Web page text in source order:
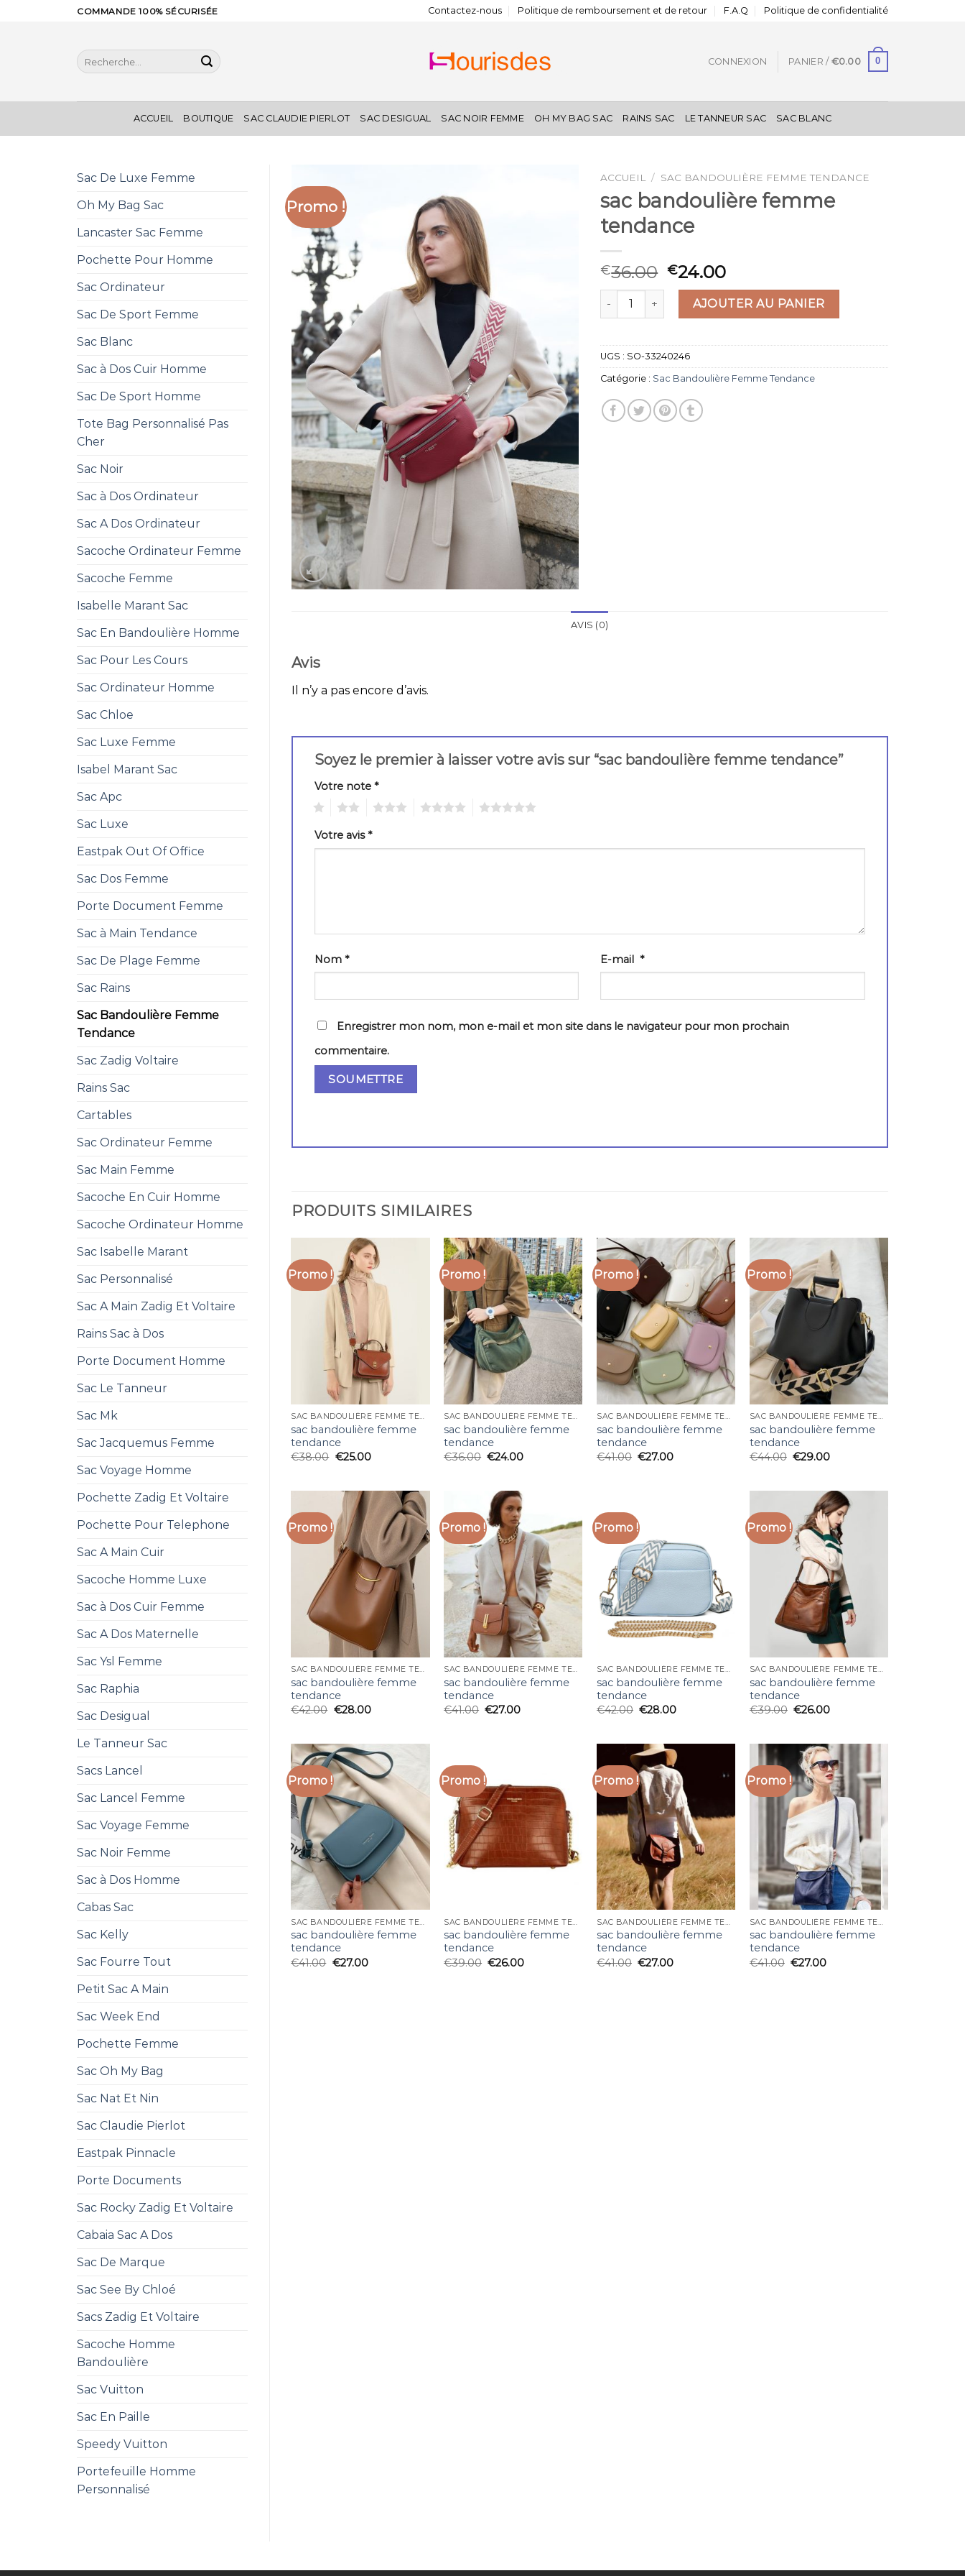
COMMANDE 100% SÉCURISÉE Contactez-nous Politique de remboursement et de retour F.A.Q Politique de confidentialité
Recherche
pour :
CONNEXION PANIER / €0.00 0
ACCUEIL BOUTIQUE SAC CLAUDIE PIERLOT SAC DESIGUAL SAC NOIR FEMME OH MY BAG SAC RAINS SAC LE TANNEUR SAC SAC BLANC
Sac De Luxe Femme
Oh My Bag Sac
Lancaster Sac Femme
Pochette Pour Homme
Sac Ordinateur
Sac De Sport Femme
Sac Blanc
Sac à Dos Cuir Homme
Sac De Sport Homme
Tote Bag Personnalisé Pas
Cher
Sac Noir
Sac à Dos Ordinateur
Sac A Dos Ordinateur
Sacoche Ordinateur Femme
Sacoche Femme
Isabelle Marant Sac
Sac En Bandoulière Homme
Sac Pour Les Cours
Sac Ordinateur Homme
Sac Chloe
Sac Luxe Femme
Isabel Marant Sac
Sac Apc
Sac Luxe
Eastpak Out Of Office
Sac Dos Femme
Porte Document Femme
Sac à Main Tendance
Sac De Plage Femme
Sac Rains
Sac Bandoulière Femme
Tendance
Sac Zadig Voltaire
Rains Sac
Cartables
Sac Ordinateur Femme
Sac Main Femme
Sacoche En Cuir Homme
Sacoche Ordinateur Homme
Sac Isabelle Marant
Sac Personnalisé
Sac A Main Zadig Et Voltaire
Rains Sac à Dos
Porte Document Homme
Sac Le Tanneur
Sac Mk
Sac Jacquemus Femme
Sac Voyage Homme
Pochette Zadig Et Voltaire
Pochette Pour Telephone
Sac A Main Cuir
Sacoche Homme Luxe
Sac à Dos Cuir Femme
Sac A Dos Maternelle
Sac Ysl Femme
Sac Raphia
Sac Desigual
Le Tanneur Sac
Sacs Lancel
Sac Lancel Femme
Sac Voyage Femme
Sac Noir Femme
Sac à Dos Homme
Cabas Sac
Sac Kelly
Sac Fourre Tout
Petit Sac A Main
Sac Week End
Pochette Femme
Sac Oh My Bag
Sac Nat Et Nin
Sac Claudie Pierlot
Eastpak Pinnacle
Porte Documents
Sac Rocky Zadig Et Voltaire
Cabaia Sac A Dos
Sac De Marque
Sac See By Chloé
Sacs Zadig Et Voltaire
Sacoche Homme
Bandoulière
Sac Vuitton
Sac En Paille
Speedy Vuitton
Portefeuille Homme
Personnalisé
Promo !
ACCUEIL / SAC BANDOULIÈRE FEMME TENDANCE
sac bandoulière femme
tendance
€36.00 €24.00
quantité de sac bandoulière femme tendance
AJOUTER AU PANIER
UGS : SO-33240246
Catégorie : Sac Bandoulière Femme Tendance
AVIS (0)
Avis
Il n’y a pas encore d’avis.
Soyez le premier à laisser votre avis sur “sac bandoulière femme tendance”
Votre note *
Votre avis*
Nom * E-mail*
Enregistrer mon nom, mon e-mail et mon site dans le navigateur pour mon prochain
commentaire.
PRODUITS SIMILAIRES
Promo !
SAC BANDOULIÈRE FEMME TENDANCE
sac bandoulière femme
tendance
€38.00 €25.00
Promo !
SAC BANDOULIÈRE FEMME TENDANCE
sac bandoulière femme
tendance
€36.00 €24.00
Promo !
SAC BANDOULIÈRE FEMME TENDANCE
sac bandoulière femme
tendance
€41.00 €27.00
Promo !
SAC BANDOULIÈRE FEMME TENDANCE
sac bandoulière femme
tendance
€44.00 €29.00
Promo !
SAC BANDOULIÈRE FEMME TENDANCE
sac bandoulière femme
tendance
€42.00 €28.00
Promo !
SAC BANDOULIÈRE FEMME TENDANCE
sac bandoulière femme
tendance
€41.00 €27.00
Promo !
SAC BANDOULIÈRE FEMME TENDANCE
sac bandoulière femme
tendance
€42.00 €28.00
Promo !
SAC BANDOULIÈRE FEMME TENDANCE
sac bandoulière femme
tendance
€39.00 €26.00
Promo !
SAC BANDOULIÈRE FEMME TENDANCE
sac bandoulière femme
tendance
€41.00 €27.00
Promo !
SAC BANDOULIÈRE FEMME TENDANCE
sac bandoulière femme
tendance
€39.00 €26.00
Promo !
SAC BANDOULIÈRE FEMME TENDANCE
sac bandoulière femme
tendance
€41.00 €27.00
Promo !
SAC BANDOULIÈRE FEMME TENDANCE
sac bandoulière femme
tendance
€41.00 €27.00